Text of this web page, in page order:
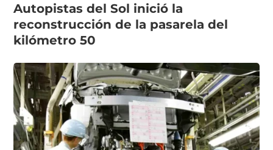
Autopistas del Sol inició la
reconstrucción de la pasarela del
kilómetro 50